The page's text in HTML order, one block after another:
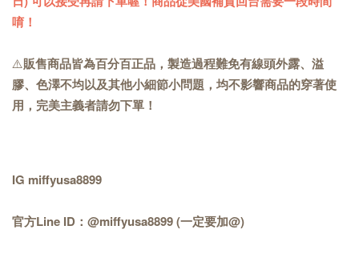
唷！
⚠️販售商品皆為百分百正品，製造過程難免有線頭外露、溢
膠、色澤不均以及其他小細節小問題，均不影響商品的穿著使
用，完美主義者請勿下單！
IG miffyusa8899
官方Line ID：@miffyusa8899 (一定要加@)